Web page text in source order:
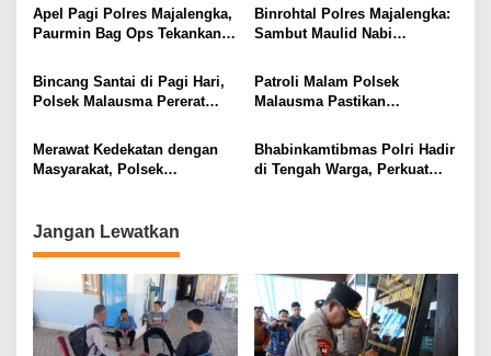
Layani Masyarakat
dan Integritas dalam
Pelaksanaan Tugas
Apel Pagi Polres Majalengka,
Paurmin Bag Ops Tekankan
Personel
Binrohtal Polres Majalengka:
Sambut Maulid Nabi
Tingkatkan Keimanan dan
Profesionalisme
Bincang Santai di Pagi Hari,
Polsek Malausma Pererat
Masyarakat di Desa Sukadana
Patroli Malam Polsek
Malausma Pastikan
Masyarakat Tetap Terjaga
Merawat Kedekatan dengan
Masyarakat, Polsek
Bhabinkamtibmas Polri Hadir
di Tengah Warga, Perkuat
Jangan Lewatkan